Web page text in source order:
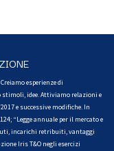
esperienze di
idee. Attiviamo relazioni e
e successive modifiche. In
“Legge annuale per il mercato e
incarichi retribuiti, vantaggi
Iris T&O negli esercizi